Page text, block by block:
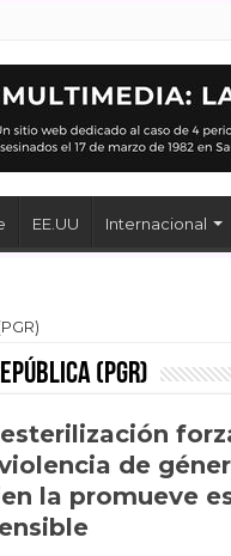
EE.UU Internacional
(PGR)
de
la promueve